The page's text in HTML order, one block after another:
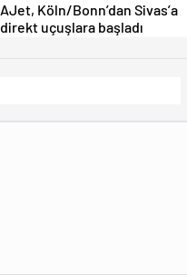
AJet, Köln/Bonn’dan Sivas’a
direkt uçuşlara başladı